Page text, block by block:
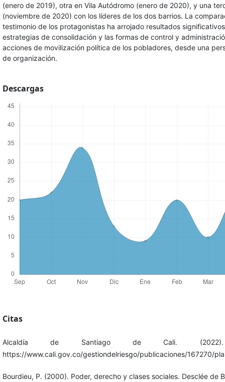
(enero de 2019), otra en Vila Autódromo (enero de 2020), y una
(noviembre de 2020) con los líderes de los dos barrios. La
testimonio de los protagonistas ha arrojado resultados
estrategias de consolidación y las formas de control y
acciones de movilización política de los pobladores, desde una
de organización.
Descargas
Citas
Alcaldía de Santiago de Cali.
https://www.cali.gov.co/gestiondelriesgo/publicaciones/167270/
Bourdieu, P. (2000). Poder, derecho y clases sociales. Desclée de